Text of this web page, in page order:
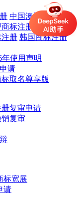
中国澳门商标注册
标注册
英国商标
册 韩国商标注册
使用声明
请
取名尊享版
复审申请
复审
标宽展
请